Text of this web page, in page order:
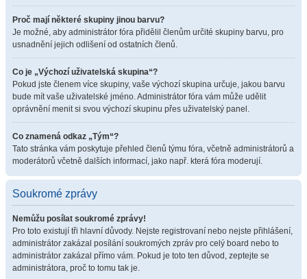
Proč mají některé skupiny jinou barvu?
Je možné, aby administrátor fóra přidělil členům určité skupiny barvu, pro
usnadnění jejich odlišení od ostatních členů.
Co je „Výchozí uživatelská skupina“?
Pokud jste členem více skupiny, vaše výchozí skupina určuje, jakou barvu
bude mít vaše uživatelské jméno. Administrátor fóra vám může udělit
oprávnění menit si svou výchozí skupinu přes uživatelský panel.
Co znamená odkaz „Tým“?
Tato stránka vám poskytuje přehled členů týmu fóra, včetně administrátorů a
moderátorů včetně dalších informací, jako např. která fóra moderují.
Soukromé zprávy
Nemůžu posílat soukromé zprávy!
Pro toto existují tři hlavní důvody. Nejste registrovaní nebo nejste přihlášení,
administrátor zakázal posílání soukromých zpráv pro celý board nebo to
administrátor zakázal přímo vám. Pokud je toto ten důvod, zeptejte se
administrátora, proč to tomu tak je.